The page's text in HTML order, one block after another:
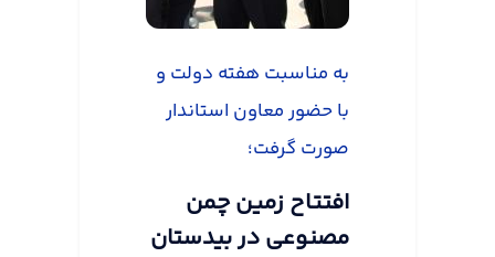
به مناسبت هفته دولت و
با حضور معاون استاندار
صورت گرفت؛
افتتاح زمین چمن
مصنوعی در بیدستان